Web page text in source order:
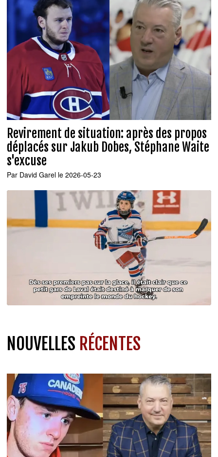
Revirement de situation: après des propos
déplacés sur Jakub Dobes, Stéphane Waite
s'excuse
Par David Garel le 2026-05-23
NOUVELLES RÉCENTES